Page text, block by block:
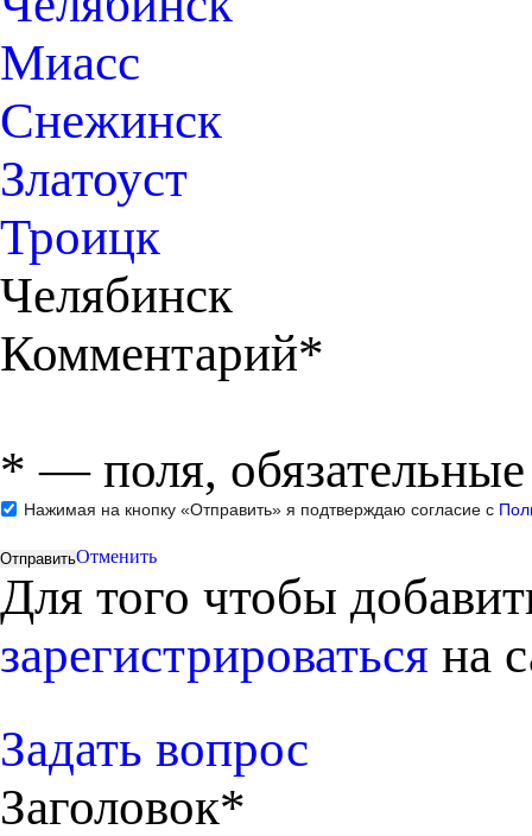
Миасс
Снежинск
Златоуст
Троицк
Челябинск
Комментарий*
* — поля,
Нажимая на кнопку «Отправить» я подтверждаю согласие с
Отменить
Для того чтобы
зарегистрироваться на
Задать вопрос
Заголовок*